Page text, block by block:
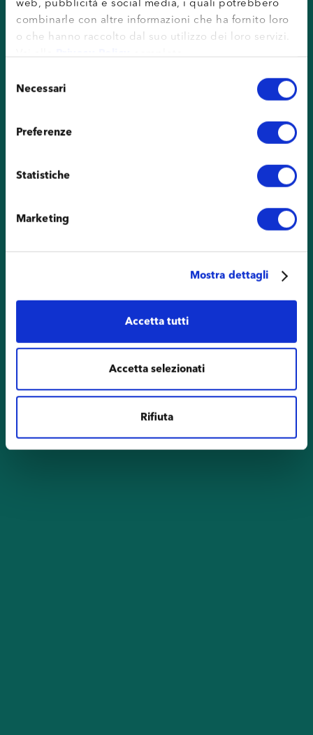
combinarle con altre informazioni che ha fornito loro
o che hanno raccolto dal suo utilizzo dei loro servizi.
Vai allaPrivacy Policycompleta.
delNecessari
Preferenze
Statistiche
Marketing
Mostra dettagli
Accetta tutti
Accetta selezionati
Rifiuta